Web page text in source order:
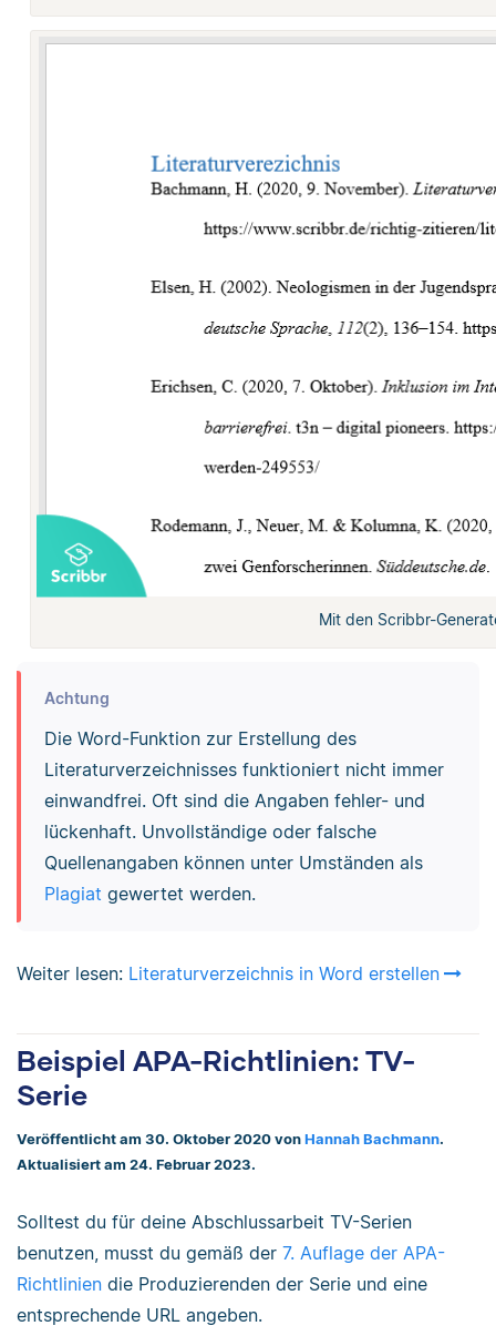
Mit den Scribbr-
Achtung
Die Word-Funktion zur Erstellung des
Literaturverzeichnisses funktioniert nicht immer
einwandfrei. Oft sind die Angaben fehler- und
lückenhaft. Unvollständige oder falsche
Quellenangaben können unter Umständen als
Plagiat gewertet werden.
Weiter lesen: Literaturverzeichnis in Word erstellen
Beispiel APA-Richtlinien: TV-
Serie
Veröffentlicht am 30. Oktober 2020 von Hannah Bachmann.
Aktualisiert am 24. Februar 2023.
Solltest du für deine Abschlussarbeit TV-Serien
benutzen, musst du gemäß der 7. Auflage der APA-
Richtlinien die Produzierenden der Serie und eine
entsprechende URL angeben.